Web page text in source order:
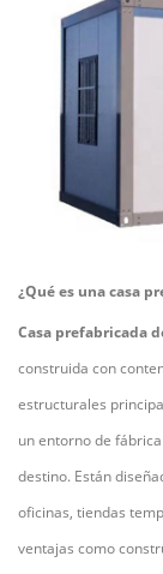
¿Qué es una casa
Casa prefabricada
construida con
estructurales
un entorno de
destino. Están
oficinas, tiendas
ventajas como